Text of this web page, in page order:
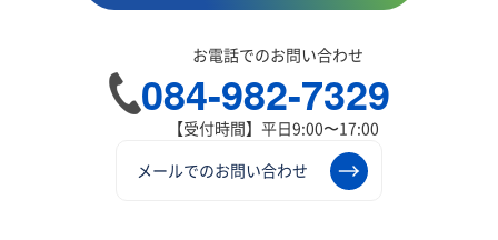
お電話でのお問い合わせ
084-982-7329
【受付時間】平日9:00〜17:00
メールでのお問い合わせ